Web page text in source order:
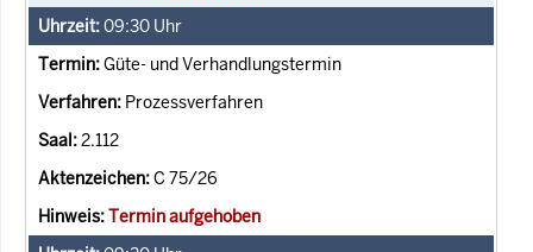
09:30 Uhr
Güte- und Verhandlungstermin
Prozessverfahren
2.112
C 75/26
Termin aufgehoben